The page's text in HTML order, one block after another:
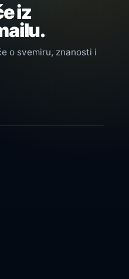
iz
o svemiru, znanosti i